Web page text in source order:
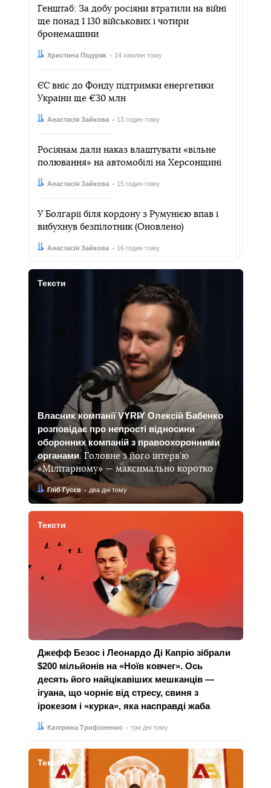
Генштаб: За добу росіяни втратили на війні
ще понад 1 130 військових і чотири
бронемашини
Автор:
Христина Піцуряк
Дата: 14 хвилин тому
ЄС вніс до Фонду підтримки енергетики
України ще €30 млн
Автор:Анастасія Зайкова
Дата: 13 годин тому
Росіянам дали наказ влаштувати «вільне
полювання» на автомобілі на Херсонщині
Автор:Анастасія Зайкова
Дата: 15 годин тому
У Болгарії біля кордону з Румунією впав і
вибухнув безпілотник (Оновлено)
Автор:Анастасія Зайкова
Дата: 16 годин тому
Тексти
Власник компанії VYRIY Олексій Бабенко
розповідає про непрості відносини
оборонних компаній з правоохоронними
органами. Головне з його інтерв’ю
«Мілітарному» — максимально коротко
Автор:
Гліб Гусєв
Дата: два дні тому
Тексти
Джефф Безос і Леонардо Ді Капріо зібрали
$200 мільйонів на «Ноїв ковчег». Ось
десять його найцікавіших мешканців —
ігуана, що чорніє від стресу, свиня з
ірокезом і «курка», яка насправді жаба
Автор:
Катерина Трифоненко
Дата: три дні тому
Тексти